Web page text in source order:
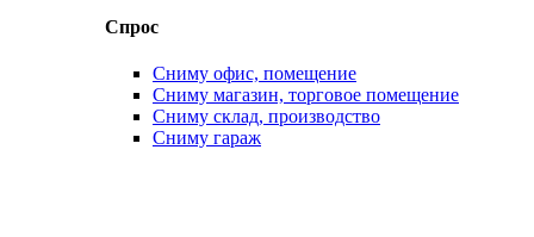
Спрос
Сниму офис, помещение
Сниму магазин, торговое помещение
Сниму склад, производство
Сниму гараж